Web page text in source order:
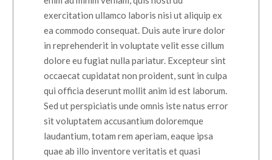
exercitation ullamco laboris nisi ut aliquip ex
ea commodo consequat. Duis aute irure dolor
in reprehenderit in voluptate velit esse cillum
dolore eu fugiat nulla pariatur. Excepteur sint
occaecat cupidatat non proident, sunt in culpa
qui officia deserunt mollit anim id est laborum.
Sed ut perspiciatis unde omnis iste natus error
sit voluptatem accusantium doloremque
laudantium, totam rem aperiam, eaque ipsa
quae ab illo inventore veritatis et quasi